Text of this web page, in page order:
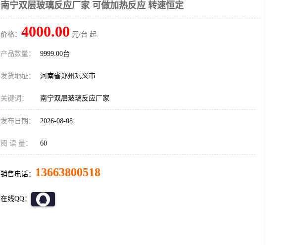
南宁双层玻璃反应厂家 可做加热反应 转速恒定
价格： 4000.00 元/台 起
产品数量： 9999.00台
发货地址： 河南省郑州巩义市
关键词： 南宁双层玻璃反应厂家
发布日期： 2026-08-08
阅 读 量： 60
销售电话： 13663800518
在线QQ：